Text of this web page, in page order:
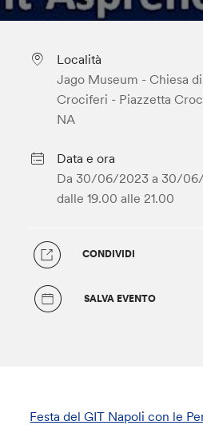
Località
Jago Museum - Chiesa
Crociferi - Piazzetta
NA
Data e ora
Da 30/06/2023 a 30/
dalle 19.00 alle 21.00
CONDIVIDI
SALVA EVENTO
Festa del GIT Napoli con le